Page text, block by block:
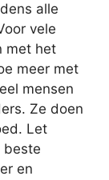
alle
vele
met het
meer met
mensen
Ze doen
Let
beste
en